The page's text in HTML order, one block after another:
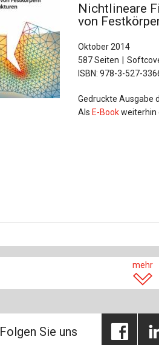
Nichtlineare
von
Oktober 2014
587 Seiten
ISBN: 978-3-527-
Gedruckte Ausgabe
Als E-Bookweiterhin
mehr
Folgen Sie uns